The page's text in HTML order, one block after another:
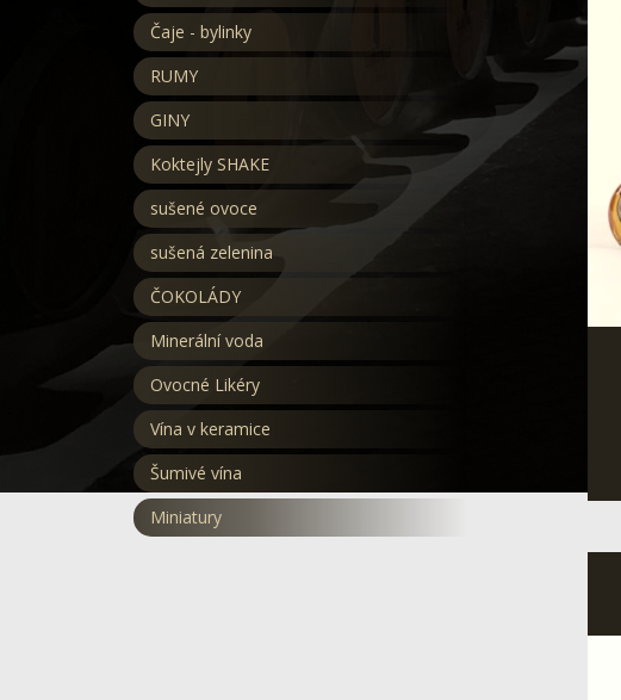
Čaje - bylinky
RUMY
GINY
Koktejly SHAKE
sušené ovoce
sušená zelenina
ČOKOLÁDY
Minerální voda
Ovocné Likéry
Vína v keramice
Šumivé vína
Miniatury